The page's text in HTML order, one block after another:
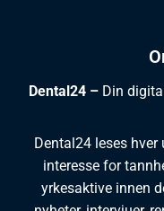
Dental24 – Din
Dental24 leses hver
interesse for
yrkesaktive innen